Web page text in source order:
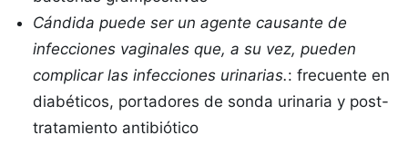
Cándida puede ser un agente causante de
infecciones vaginales que, a su vez, pueden
complicar las infecciones urinarias.: frecuente en
diabéticos, portadores de sonda urinaria y post-
tratamiento antibiótico